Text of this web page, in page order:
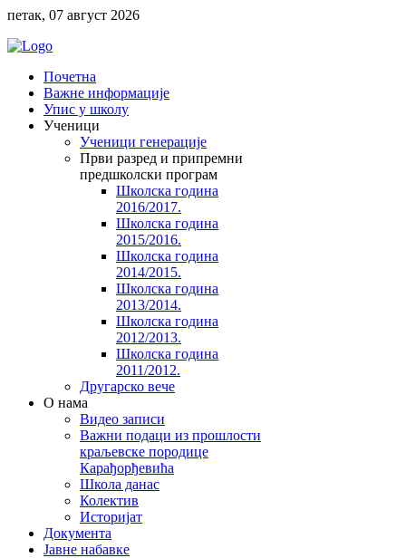
петак, 07 август 2026
Почетна
Важне информације
Упис у школу
Ученици
Ученици генерације
Први разред и припремни
предшколски програм
Школска година
2016/2017.
Школска година
2015/2016.
Школска година
2014/2015.
Школска година
2013/2014.
Школска година
2012/2013.
Школска година
2011/2012.
Другарско вече
O нама
Видео записи
Важни подаци из прошлости
краљевске породице
Карађорђевића
Школа данас
Колектив
Историјат
Документа
Јавне набавке